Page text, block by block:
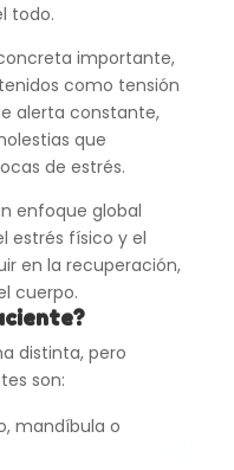
todo.
importante,
como tensión
alerta constante,
que
de estrés.
enfoque global
estrés físico y el
en la recuperación,
cuerpo.
distinta, pero
son:
mandíbula o